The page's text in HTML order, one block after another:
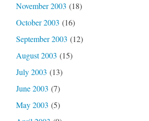
November 2003 (18)
October 2003 (16)
September 2003 (12)
August 2003 (15)
July 2003 (13)
June 2003 (7)
May 2003 (5)